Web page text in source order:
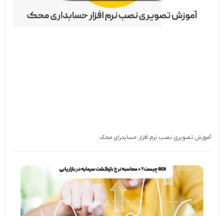
آموزش تصویری نصب نرم افزار حسابدرای محک